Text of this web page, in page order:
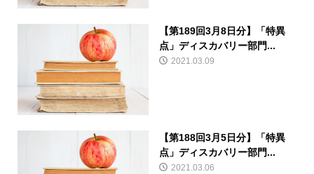
【第189回3月8日分】「特異
点」ディスカバリー部門...
2021.03.09
【第188回3月5日分】「特異
点」ディスカバリー部門...
2021.03.06